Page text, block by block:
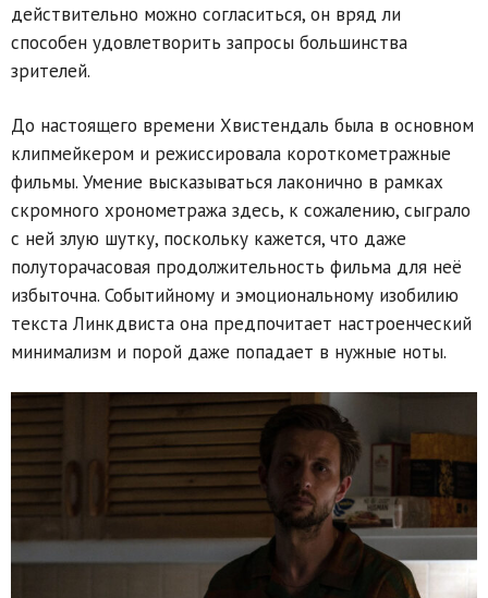
действительно можно согласиться, он вряд ли
способен удовлетворить запросы большинства
зрителей.
До настоящего времени Хвистендаль была в основном
клипмейкером и режиссировала короткометражные
фильмы. Умение высказываться лаконично в рамках
скромного хронометража здесь, к сожалению, сыграло
с ней злую шутку, поскольку кажется, что даже
полуторачасовая продолжительность фильма для неё
избыточна. Событийному и эмоциональному изобилию
текста Линкдвиста она предпочитает настроенческий
минимализм и порой даже попадает в нужные ноты.